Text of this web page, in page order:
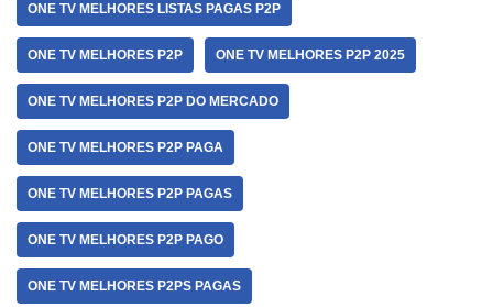
ONE TV MELHORES LISTAS PAGAS P2P
ONE TV MELHORES P2P ONE TV MELHORES P2P 2025
ONE TV MELHORES P2P DO MERCADO
ONE TV MELHORES P2P PAGA
ONE TV MELHORES P2P PAGAS
ONE TV MELHORES P2P PAGO
ONE TV MELHORES P2PS PAGAS